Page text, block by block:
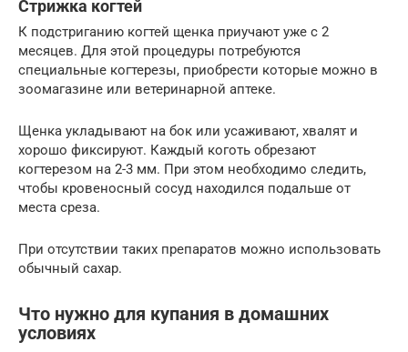
Стрижка когтей
К подстриганию когтей щенка приучают уже с 2
месяцев. Для этой процедуры потребуются
специальные когтерезы, приобрести которые можно в
зоомагазине или ветеринарной аптеке.
Щенка укладывают на бок или усаживают, хвалят и
хорошо фиксируют. Каждый коготь обрезают
когтерезом на 2-3 мм. При этом необходимо следить,
чтобы кровеносный сосуд находился подальше от
места среза.
При отсутствии таких препаратов можно использовать
обычный сахар.
Что нужно для купания в домашних
условиях